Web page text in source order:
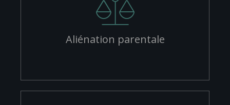
Aliénation parentale